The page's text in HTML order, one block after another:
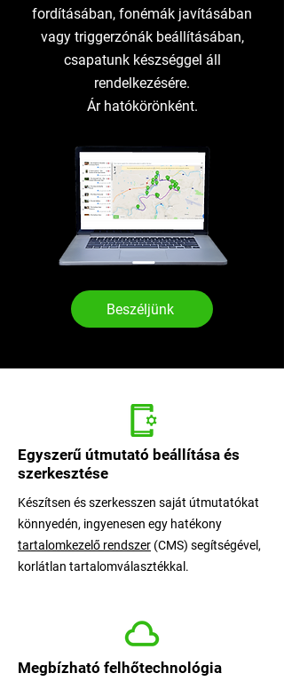
fordításában, fonémák javításában
vagy triggerzónák beállításában,
csapatunk készséggel áll
rendelkezésére.
Ár hatókörönként.
Beszéljünk
Egyszerű útmutató beállítása és
szerkesztése
Készítsen és szerkesszen saját útmutatókat
könnyedén, ingyenesen egy hatékony
tartalomkezelő rendszer (CMS) segítségével,
korlátlan tartalomválasztékkal.
Megbízható felhőtechnológia